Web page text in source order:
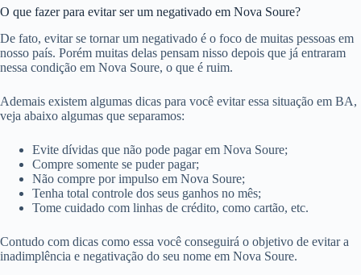
O que fazer para evitar ser um negativado em Nova Soure?
De fato, evitar se tornar um negativado é o foco de muitas pessoas em
nosso país. Porém muitas delas pensam nisso depois que já entraram
nessa condição em Nova Soure, o que é ruim.
Ademais existem algumas dicas para você evitar essa situação em BA,
veja abaixo algumas que separamos:
Evite dívidas que não pode pagar em Nova Soure;
Compre somente se puder pagar;
Não compre por impulso em Nova Soure;
Tenha total controle dos seus ganhos no mês;
Tome cuidado com linhas de crédito, como cartão, etc.
Contudo com dicas como essa você conseguirá o objetivo de evitar a
inadimplência e negativação do seu nome em Nova Soure.